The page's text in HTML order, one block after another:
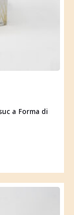
a Forma di